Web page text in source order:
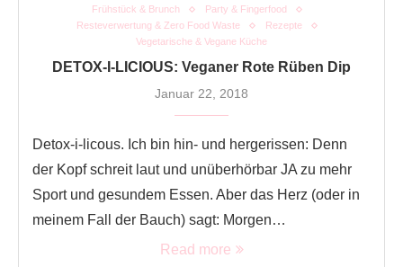
Frühstück & Brunch
Party & Fingerfood
Resteverwertung & Zero Food Waste
Rezepte
Vegetarische & Vegane Küche
DETOX-I-LICIOUS: Veganer Rote Rüben Dip
Januar 22, 2018
Detox-i-licous. Ich bin hin- und hergerissen: Denn
der Kopf schreit laut und unüberhörbar JA zu mehr
Sport und gesundem Essen. Aber das Herz (oder in
meinem Fall der Bauch) sagt: Morgen…
Read more